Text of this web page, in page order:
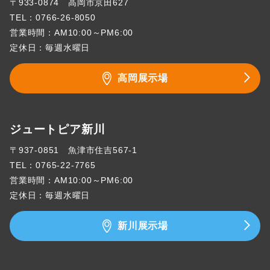
〒933-0874 高岡市京田627
TEL：0766-26-8050
営業時間：AM10:00～PM6:00
定休日：毎週水曜日
高岡展示場
ジュートピア新川
〒937-0851 魚津市住吉567-1
TEL：0765-22-7765
営業時間：AM10:00～PM6:00
定休日：毎週水曜日
新川展示場